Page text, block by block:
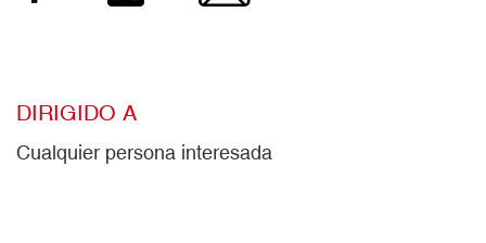
DIRIGIDO A
Cualquier persona interesada